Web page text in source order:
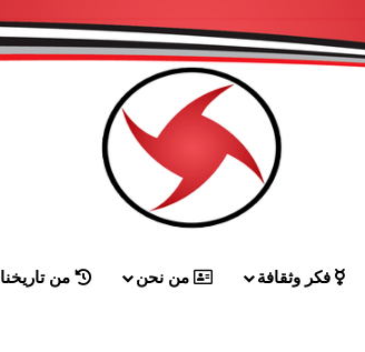
فكر وثقافة من نحن من تاريخنا
بمناسبة عيد الجيش